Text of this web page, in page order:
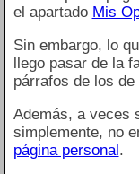
el apartado Mis
Sin embargo, lo
llego pasar de la
párrafos de los de
Además, a veces
simplemente, no
página personal.